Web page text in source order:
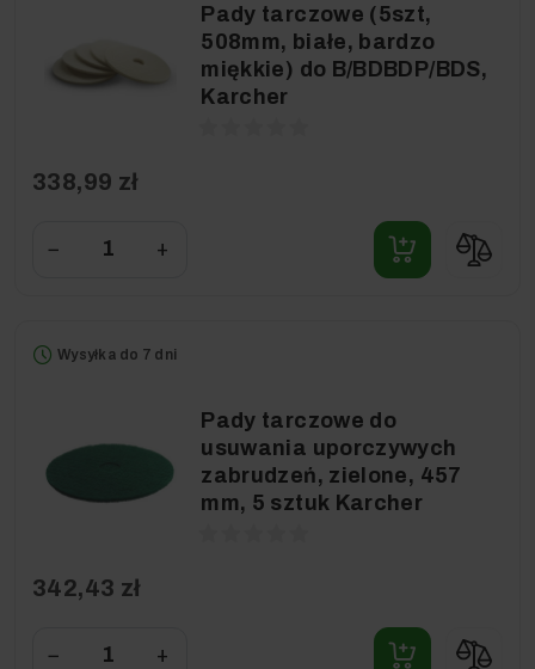
Pady tarczowe (5szt,
508mm, białe, bardzo
miękkie) do B/BDBDP/BDS,
Karcher
338,99 zł
− +
Wysyłka do 7 dni
Pady tarczowe do
usuwania uporczywych
zabrudzeń, zielone, 457
mm, 5 sztuk Karcher
342,43 zł
− +